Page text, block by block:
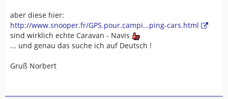
aber diese hier:
http://www.snooper.fr/GPS.pour.campi...ping-cars.html
sind wirklich echte Caravan - Navis
... und genau das suche ich auf Deutsch !
Gruß Norbert